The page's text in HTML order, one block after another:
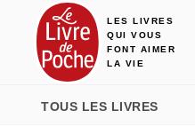
MENU RECHERCHE
LES LIVRES
QUI VOUS
FONT AIMER
LA VIE
TOUS LES LIVRES